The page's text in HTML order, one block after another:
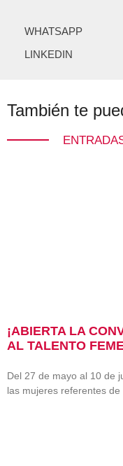
WHATSAPP
LINKEDIN
También te
¡ABIERTA LA
AL TALENTO
Del 27 de mayo al 10 de
las mujeres referentes de